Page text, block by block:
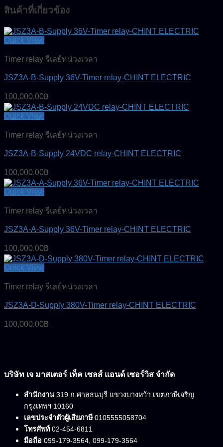
สินค้าที่เกี่ยวข้อง
Quick View
Timer relay รีเลย์หน่วงเวลา
JSZ3A-B-Supply 36V-Timer relay-CHINT ELECTRIC
100,000.00฿
Quick View
Timer relay รีเลย์หน่วงเวลา
JSZ3A-B-Supply 24VDC relay-CHINT ELECTRIC
100,000.00฿
Quick View
Timer relay รีเลย์หน่วงเวลา
JSZ3A-A-Supply 36V-Timer relay-CHINT ELECTRIC
100,000.00฿
Quick View
Timer relay รีเลย์หน่วงเวลา
JSZ3A-D-Supply 380V-Timer relay-CHINT ELECTRIC
100,000.00฿
บริษัท เจ มาสเตอร์ เท็ค เซลส์ แอนด์ เซอร์วิส จำกัด
สำนักงาน 319 ถ.ศาลธนบุรี แขวงบางหว้า เขตภาษีเจริญ
กรุงเทพฯ 10160
เลขประจำตัวผู้เสียภาษี0105555058704
โทรศัพท์02-454-6811
มือถือ 099-179-3564, 099-179-3564